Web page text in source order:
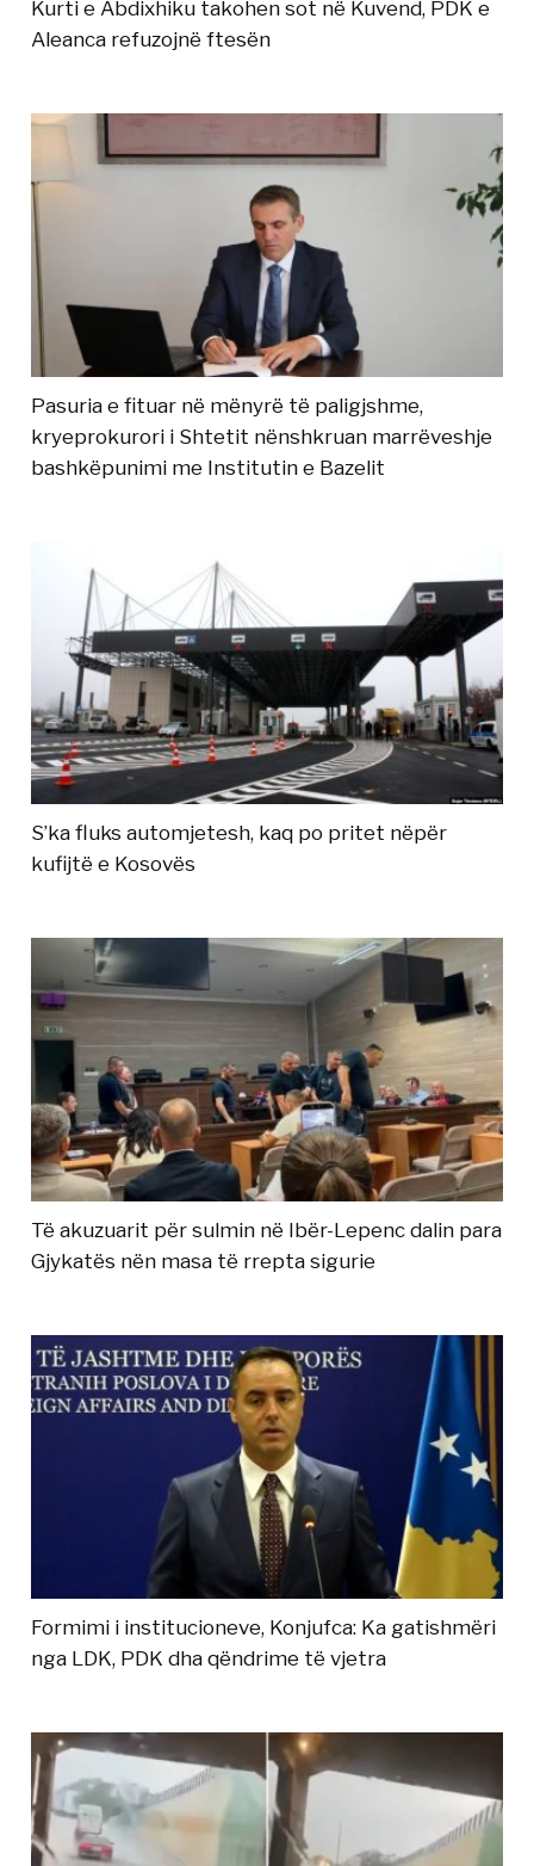
Kurti e Abdixhiku takohen sot në Kuvend, PDK e
Aleanca refuzojnë ftesën
Pasuria e fituar në mënyrë të paligjshme,
kryeprokurori i Shtetit nënshkruan marrëveshje
bashkëpunimi me Institutin e Bazelit
S’ka fluks automjetesh, kaq po pritet nëpër
kufijtë e Kosovës
Të akuzuarit për sulmin në Ibër-Lepenc dalin para
Gjykatës nën masa të rrepta sigurie
Formimi i institucioneve, Konjufca: Ka gatishmëri
nga LDK, PDK dha qëndrime të vjetra